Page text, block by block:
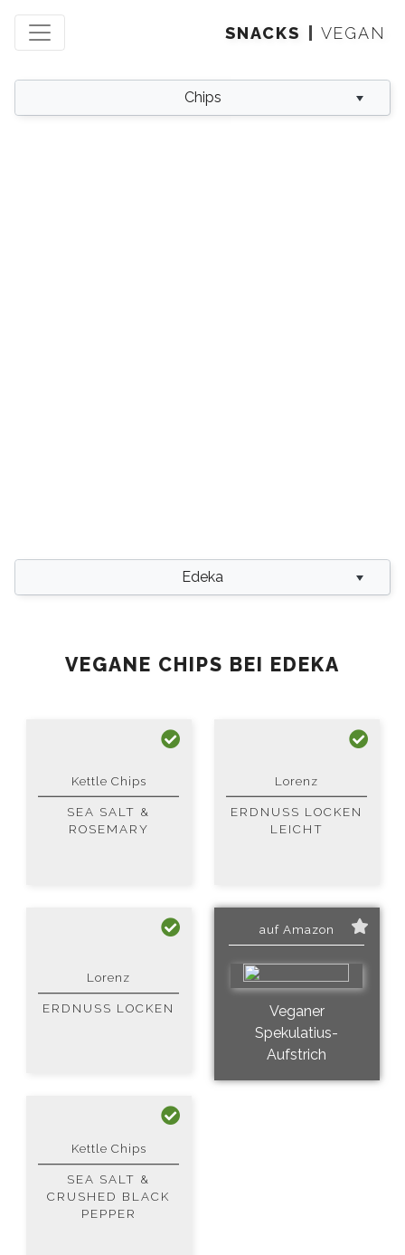
SNACKS VEGAN
Chips
Edeka
VEGANE CHIPS BEI EDEKA
Kettle Chips
SEA SALT &
ROSEMARY
Lorenz
ERDNUSS LOCKEN L
EICHT
Lorenz
ERDNUSS LOCKEN
auf Amazon
Veganer
Spekulatius-
Aufstrich
Kettle Chips
SEA SALT &
CRUSHED BLACK
PEPPER